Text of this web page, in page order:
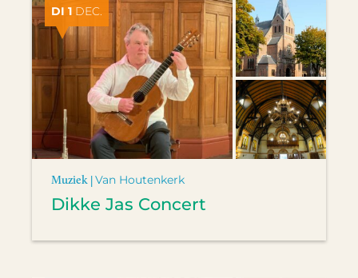
DI 1 DEC.
Muziek |Van Houtenkerk
Dikke Jas Concert